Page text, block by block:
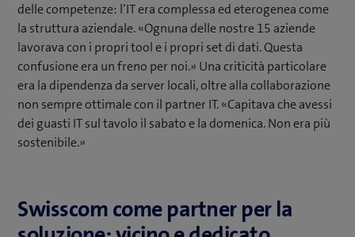
delle competenze: l’IT era complessa ed eterogenea come
la struttura aziendale. «Ognuna delle nostre 15 aziende
lavorava con i propri tool e i propri set di dati. Questa
confusione era un freno per noi.» Una criticità particolare
era la dipendenza da server locali, oltre alla collaborazione
non sempre ottimale con il partner IT. «Capitava che avessi
dei guasti IT sul tavolo il sabato e la domenica. Non era più
sostenibile.»
Swisscom come partner per la